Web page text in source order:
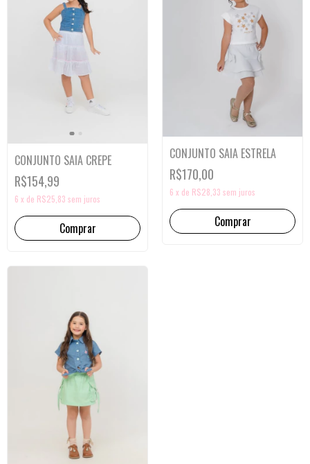
CONJUNTO SAIA CREPE
R$154,99
6 x de R$25,83 sem juros
Comprar
CONJUNTO SAIA ESTRELA
R$170,00
6 x de R$28,33 sem juros
Comprar